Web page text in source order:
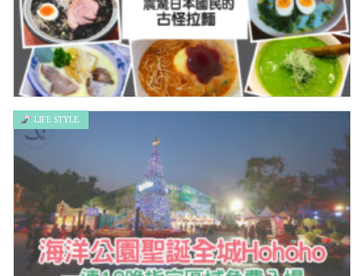
【暗黑料理】震驚日本國民的古怪拉麵
LIFE STYLE